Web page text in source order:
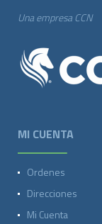
Una empresa CCN
MI CUENTA
Ordenes
Direcciones
Mi Cuenta